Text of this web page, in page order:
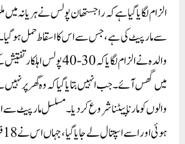
الزام لگایا گیا ہے کہ راجستھان پولس نے ہریانہ میں
سے مار پیٹ کی ہے، جس سے اس کا اسقاط حمل ہو
والدہ نے الزام لگایا کہ 30-40
میں گھس آئے۔ جب انہیں بتایا گیا کہ وہ گھر پر
والوں کو مارنا پیٹنا شروع کر دیا۔ مسلسل مار پیٹ